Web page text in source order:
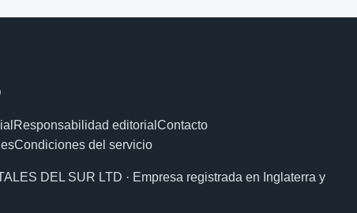
Responsabilidad editorial Contacto
Condiciones del servicio
DEL SUR LTD · Empresa registrada en Inglaterra y